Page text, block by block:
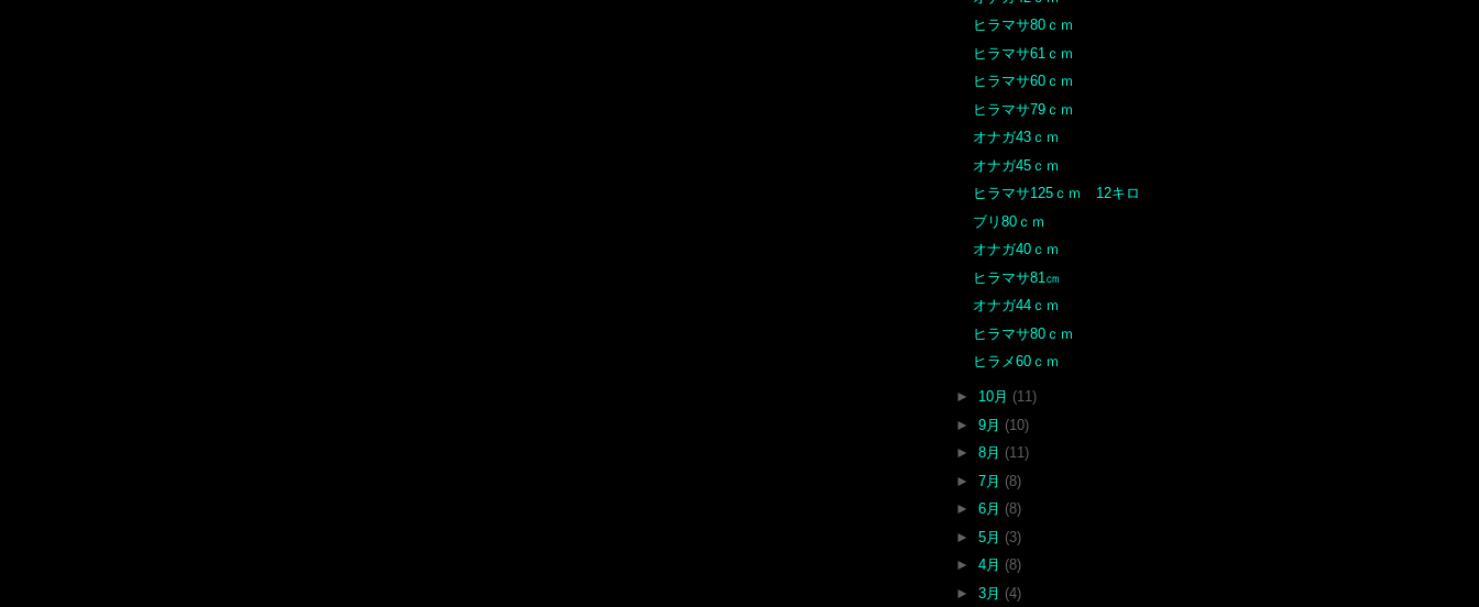
ヒラマサ80ｃｍ
ヒラマサ61ｃｍ
ヒラマサ60ｃｍ
ヒラマサ79ｃｍ
オナガ43ｃｍ
オナガ45ｃｍ
ヒラマサ125ｃｍ 12キロ
ブリ80ｃｍ
オナガ40ｃｍ
ヒラマサ81㎝
オナガ44ｃｍ
ヒラマサ80ｃｍ
ヒラメ60ｃｍ
► 10月 (11)
► 9月 (10)
► 8月 (11)
► 7月 (8)
► 6月 (8)
► 5月 (3)
► 4月 (8)
► 3月 (4)